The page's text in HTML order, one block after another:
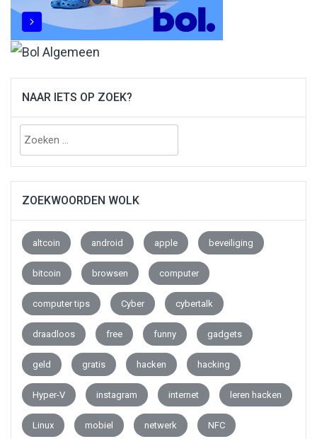
NAAR IETS OP ZOEK?
Zoeken
naar:
ZOEKWOORDEN WOLK
altcoin android apple beveiliging
bitcoin browsen computer
computer tips Cyber cybertalk
draadloos free funny gadgets
geld gratis hacken hacking
Hyper-V instagram internet leren hacken
Linux mobiel netwerk NFC